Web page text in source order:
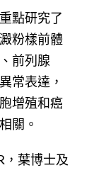
點研究了
粉樣前體
前列腺
常表達，
增殖和癌
關。
，葉博士及